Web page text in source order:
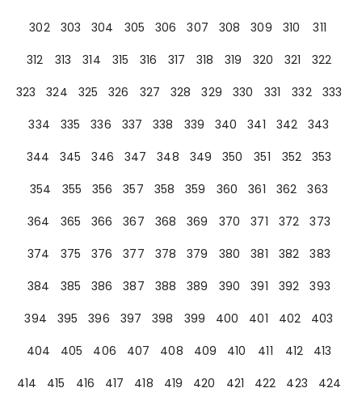
302
303 304 305 306 307 308 309 310
311
312
313 314 315 316 317 318 319 320 321
322
323
324 325 326 327 328 329 330 331 332
333
334
335 336 337 338 339 340 341 342
343
344
345 346 347 348 349 350 351 352
353
354
355 356 357 358 359 360 361 362
363
364
365 366 367 368 369 370 371 372
373
374
375 376 377 378 379 380 381 382
383
384
385 386 387 388 389 390 391 392
393
394
395 396 397 398 399 400 401 402
403
404
405 406 407 408 409 410 411 412
413
414
415 416 417 418 419 420 421 422 423
424